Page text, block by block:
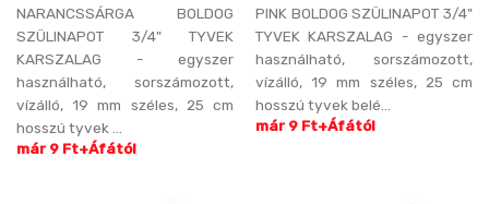
NARANCSSÁRGA BOLDOG
SZÜLINAPOT 3/4" TYVEK
KARSZALAG - egyszer
használható, sorszámozott,
vízálló, 19 mm széles, 25 cm
hosszú tyvek ...
már 9 Ft+Áfától
PINK BOLDOG SZÜLINAPOT 3/4"
TYVEK KARSZALAG - egyszer
használható, sorszámozott,
vízálló, 19 mm széles, 25 cm
hosszú tyvek belé...
már 9 Ft+Áfától